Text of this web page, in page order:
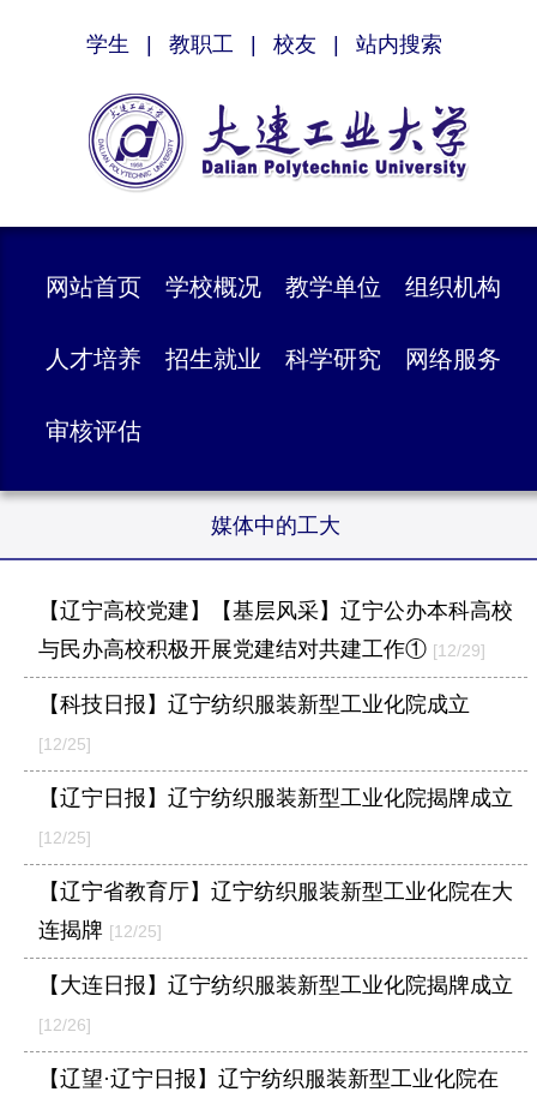
学生 教职工 校友 站内搜索
网站首页 学校概况 教学单位 组织机构
人才培养 招生就业 科学研究 网络服务
审核评估
媒体中的工大
【辽宁高校党建】【基层风采】辽宁公办本科高校
与民办高校积极开展党建结对共建工作① [12/29]
【科技日报】辽宁纺织服装新型工业化院成立
[12/25]
【辽宁日报】辽宁纺织服装新型工业化院揭牌成立
[12/25]
【辽宁省教育厅】辽宁纺织服装新型工业化院在大
连揭牌 [12/25]
【大连日报】辽宁纺织服装新型工业化院揭牌成立
[12/26]
【辽望·辽宁日报】辽宁纺织服装新型工业化院在